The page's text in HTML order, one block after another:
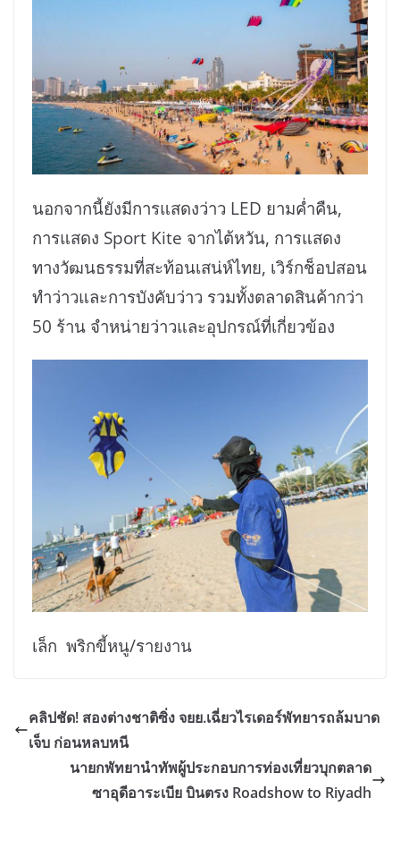
นอกจากนี้ยังมีการแสดงว่าว LED ยามค่ำคืน,
การแสดง Sport Kite จากไต้หวัน, การแสดง
ทางวัฒนธรรมที่สะท้อนเสน่ห์ไทย, เวิร์กช็อปสอน
ทำว่าวและการบังคับว่าว รวมทั้งตลาดสินค้ากว่า
50 ร้าน จำหน่ายว่าวและอุปกรณ์ที่เกี่ยวข้อง
เล็ก พริกขี้หนู/รายงาน
คลิปชัด! สองต่างชาติซิ่ง จยย.เฉี่ยวไรเดอร์พัทยารถล้มบาด
เจ็บ ก่อนหลบหนี
นายกพัทยานำทัพผู้ประกอบการท่องเที่ยวบุกตลาด
ซาอุดีอาระเบีย บินตรง Roadshow to Riyadh